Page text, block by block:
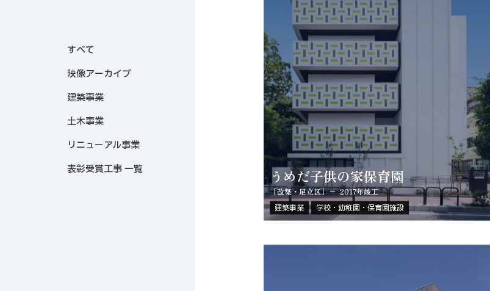
すべて
映像アーカイブ
建築事業
土木事業
リニューアル事業
表彰受賞工事 一覧
うめだ子供の家保育園
［改築・足立区］ 2017年竣工
建築事業 学校・幼稚園・保育園施設